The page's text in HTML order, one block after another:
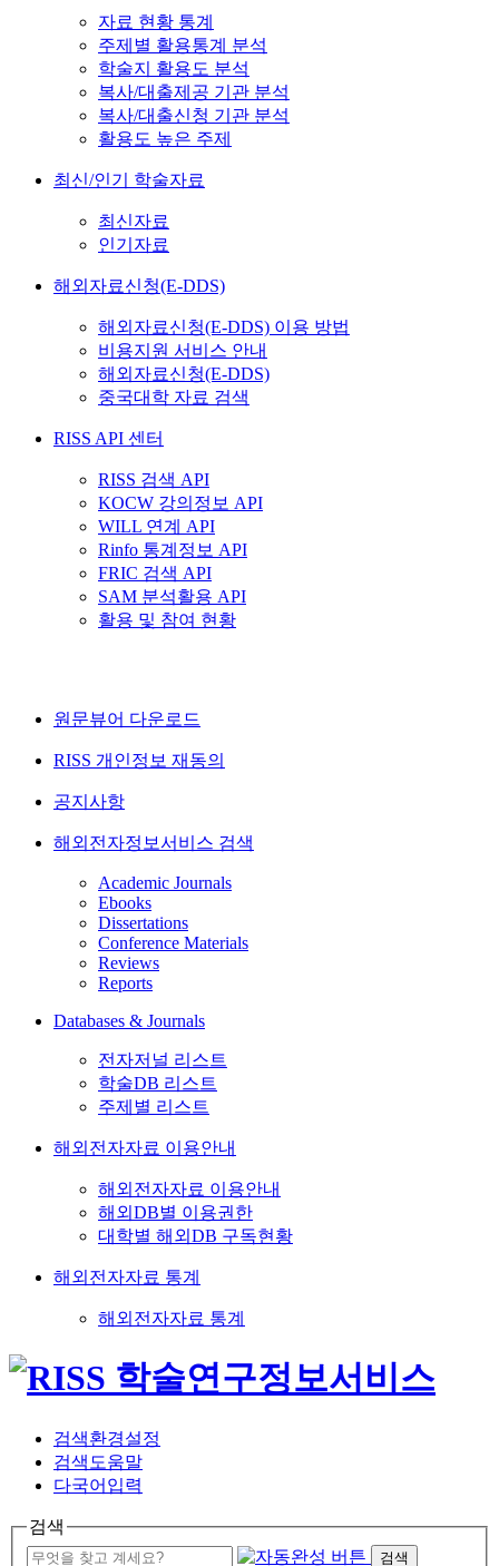
자료 현황 통계
주제별 활용통계 분석
학술지 활용도 분석
복사/대출제공 기관 분석
복사/대출신청 기관 분석
활용도 높은 주제
최신/인기 학술자료
최신자료
인기자료
해외자료신청(E-DDS)
해외자료신청(E-DDS) 이용 방법
비용지원 서비스 안내
해외자료신청(E-DDS)
중국대학 자료 검색
RISS API 센터
RISS 검색 API
KOCW 강의정보 API
WILL 연계 API
Rinfo 통계정보 API
FRIC 검색 API
SAM 분석활용 API
활용 및 참여 현황
원문뷰어 다운로드
RISS 개인정보 재동의
공지사항
해외전자정보서비스 검색
Academic Journals
Ebooks
Dissertations
Conference Materials
Reviews
Reports
Databases & Journals
전자저널 리스트
학술DB 리스트
주제별 리스트
해외전자자료 이용안내
해외전자자료 이용안내
해외DB별 이용권한
대학별 해외DB 구독현황
해외전자자료 통계
해외전자자료 통계
검색환경설정
검색도움말
다국어입력
검색
검색